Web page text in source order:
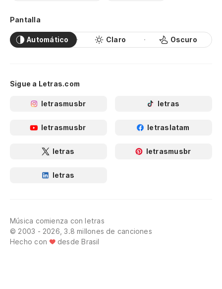
Pantalla
Automático Claro Oscuro
Sigue a Letras.com
letrasmusbr letras
letrasmusbr letraslatam
letras letrasmusbr
letras
Música comienza con letras
© 2003 - 2026, 3.8 millones de canciones
Hecho con
desde Brasil